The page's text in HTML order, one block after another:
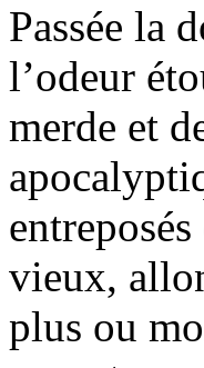
Passée la
l’odeur
merde et
vieux,
plus ou